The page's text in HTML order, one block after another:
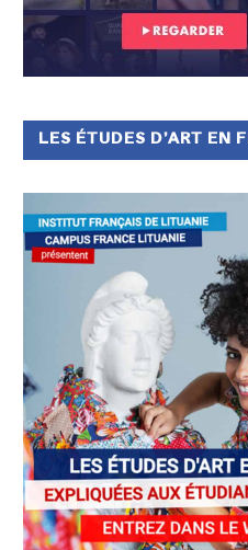
LES ÉTUDES D’ART EN